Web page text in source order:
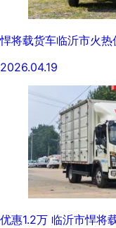
悍将载货车临沂市火
2026.04.19
优惠1.2万 临沂市悍将